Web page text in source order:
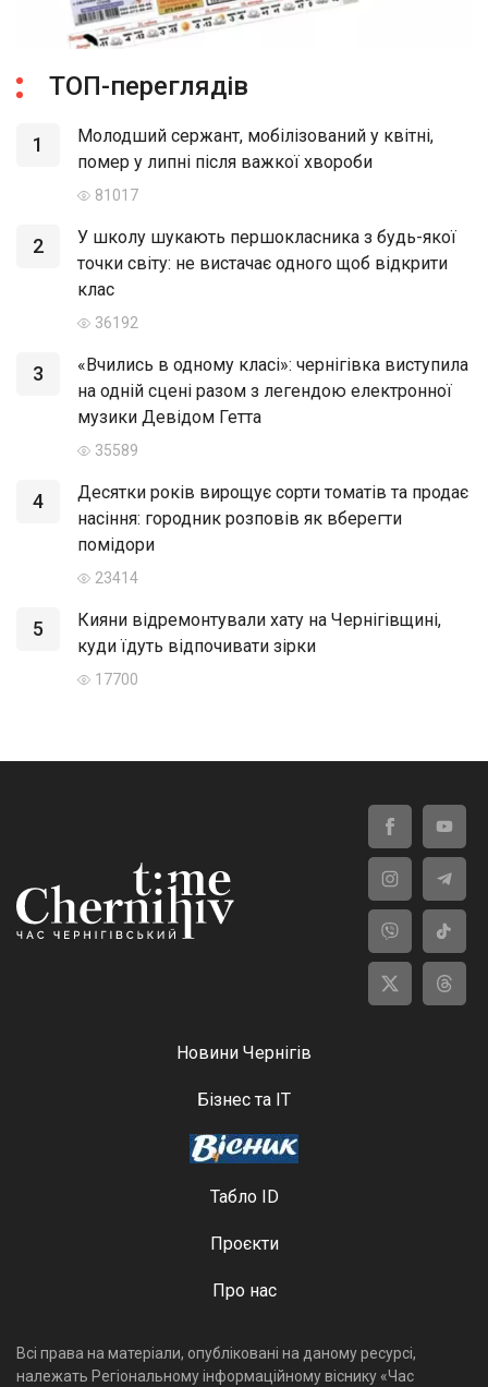
ТОП-переглядів
1
Молодший сержант, мобілізований у квітні,
помер у липні після важкої хвороби
81017
2
У школу шукають першокласника з будь-якої
точки світу: не вистачає одного щоб відкрити
клас
36192
3
«Вчились в одному класі»: чернігівка виступила
на одній сцені разом з легендою електронної
музики Девідом Гетта
35589
4
Десятки років вирощує сорти томатів та продає
насіння: городник розповів як вберегти
помідори
23414
5
Кияни відремонтували хату на Чернігівщині,
куди їдуть відпочивати зірки
17700
Новини Чернігів
Бізнес та ІТ
Табло ID
Проєкти
Про нас
Всі права на матеріали, опубліковані на даному ресурсі,
належать Регіональному інформаційному віснику «Час